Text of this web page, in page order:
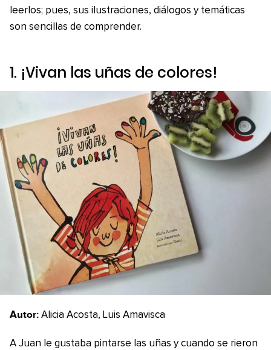
leerlos; pues, sus ilustraciones, diálogos y temáticas
son sencillas de comprender.
1. ¡Vivan las uñas de colores!
Autor: Alicia Acosta, Luis Amavisca
A Juan le gustaba pintarse las uñas y cuando se rieron